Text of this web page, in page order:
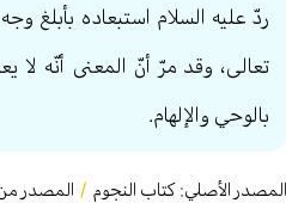
ردّ عليه السلام استبعاده بأبلغ
تعالی، وقد مرّ أنّ المعنى أنّه لا
بالوحي والإلهام.
المصدر الأصلي: كتاب النجوم / المصدر من